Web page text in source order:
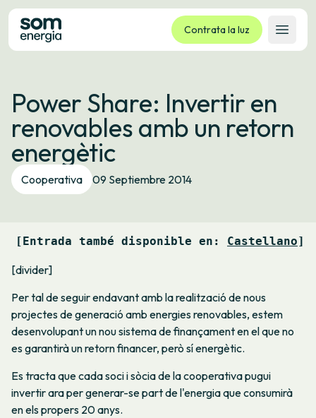
Contrata la luz
Abrir
Tarifas
Servicios
Empresas
La cooperativa
Contacto
Power Share: Invertir en
renovables amb un retorn
energètic
Cooperativa 09 Septiembre 2014
[Entrada també disponible en: Castellano]
[divider]
Per tal de seguir endavant amb la realització de nous
projectes de generació amb energies renovables, estem
desenvolupant un nou sistema de finançament en el que no
es garantirà un retorn financer, però sí energètic.
Es tracta que cada soci i sòcia de la cooperativa pugui
invertir ara per generar-se part de l'energia que consumirà
en els propers 20 anys.